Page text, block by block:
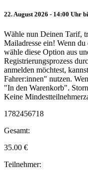
22. August 2026 - 14:00 Uhr
Wähle nun Deinen Tarif,
Mailadresse ein! Wenn du
wähle diese Option aus
Registrierungsprozess
anmelden möchtest,
Fahrer:innen" nutzen.
"In den Warenkorb".
Keine
1782456718
Gesamt:
35.00 €
Teilnehmer: